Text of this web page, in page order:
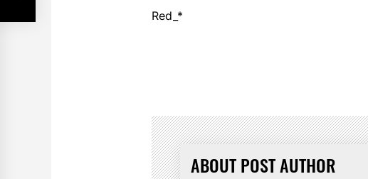
Red_*
ABOUT POST AUTHOR